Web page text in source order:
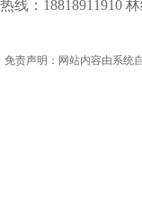
热线：18818911910
免责声明：网站内容由系统